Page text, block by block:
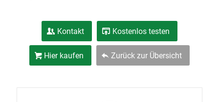
Kontakt Kostenlos testen
Hier kaufen Zurück zur Übersicht